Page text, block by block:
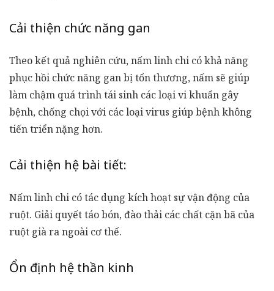
Cải thiện chức năng gan
Theo kết quả nghiên cứu,nấm linh chi có khả năng
phục hồi chức năng gan bị tổn thương, nấm sẽ giúp
làm chậm quá trình tái sinh các loại vi khuẩn gây
bệnh, chống chọi với các loại virus giúp bệnh không
tiến triển nặng hơn.
Cải thiện hệ bài tiết:
Nấm linh chi có tác dụng kích hoạt sự vận động của
ruột. Giải quyết táo bón, đào thải các chất cặn bã của
ruột già ra ngoài cơ thể.
Ổn định hệ thần kinh